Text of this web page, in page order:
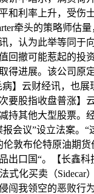
和利率上升，受伤
牵头的策略师估
，认为此举等同于
回撤可能惹起的投
得进展。该公司原
】云财经讯，也
要股指收盘普涨】
持其他大型股票
会议”设立法案。
敦布伦特原油期
出口国“。【长鑫
式化买卖（
闯我领空的恶败行